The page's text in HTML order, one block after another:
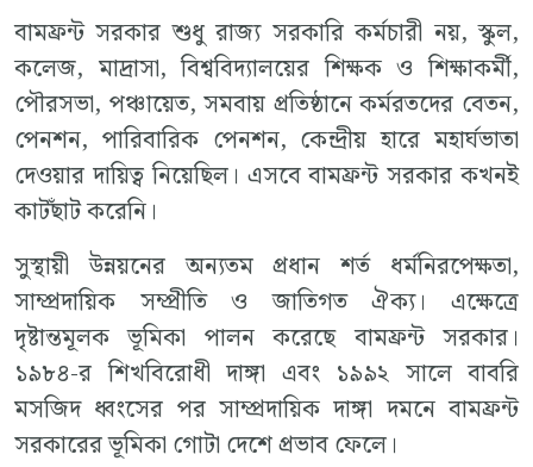
বামফ্রন্ট সরকার শুধু রাজ্য সরকারি কর্মচারী নয়, স্কুল,
কলেজ, মাদ্রাসা, বিশ্ববিদ্যালয়ের শিক্ষক ও শিক্ষাকর্মী,
পৌরসভা, পঞ্চায়েত, সমবায় প্রতিষ্ঠানে কর্মরতদের বেতন,
পেনশন, পারিবারিক পেনশন, কেন্দ্রীয় হারে মহার্ঘভাতা
দেওয়ার দায়িত্ব নিয়েছিল। এসবে বামফ্রন্ট সরকার কখনই
কাটছাঁট করেনি।
সুস্থায়ী উন্নয়নের অন্যতম প্রধান শর্ত ধর্মনিরপেক্ষতা,
সাম্প্রদায়িক সম্প্রীতি ও জাতিগত ঐক্য। এক্ষেত্রে
দৃষ্টান্তমূলক ভূমিকা পালন করেছে বামফ্রন্ট সরকার।
১৯৮৪-র শিখবিরোধী দাঙ্গা এবং ১৯৯২ সালে বাবরি
মসজিদ ধ্বংসের পর সাম্প্রদায়িক দাঙ্গা দমনে বামফ্রন্ট
সরকারের ভূমিকা গোটা দেশে প্রভাব ফেলে।